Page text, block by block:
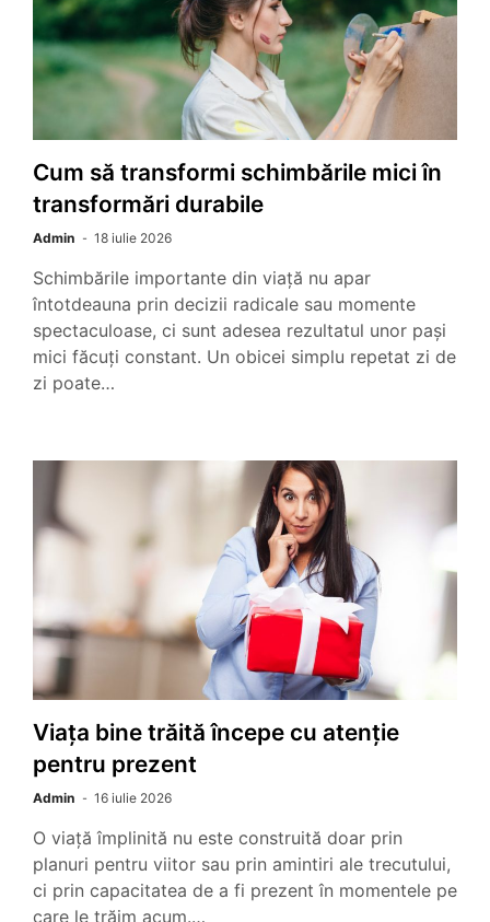
Cum să transformi schimbările mici în
transformări durabile
Admin 18 iulie 2026
Schimbările importante din viață nu apar
întotdeauna prin decizii radicale sau momente
spectaculoase, ci sunt adesea rezultatul unor pași
mici făcuți constant. Un obicei simplu repetat zi de
zi poate…
Viața bine trăită începe cu atenție
pentru prezent
Admin 16 iulie 2026
O viață împlinită nu este construită doar prin
planuri pentru viitor sau prin amintiri ale trecutului,
ci prin capacitatea de a fi prezent în momentele pe
care le trăim acum.…